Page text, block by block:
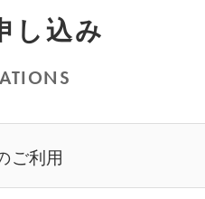
し込み
ご利用